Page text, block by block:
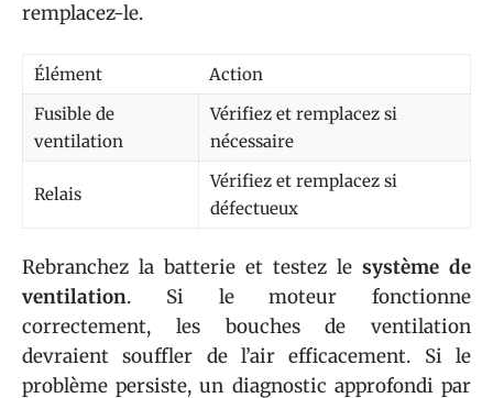
remplacez-le.
Élément
Action
Fusible de
ventilation
Vérifiez et remplacez si
nécessaire
Relais
Vérifiez et remplacez si
défectueux
Rebranchez la batterie et testez le système de
ventilation. Si le moteur fonctionne
correctement, les bouches de ventilation
devraient souffler de l’air efficacement. Si le
problème persiste, un diagnostic approfondi par